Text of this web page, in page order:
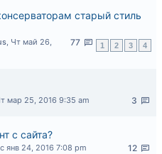
старый стиль
1 2 3 4
77
, Чт май 26,
3
мар 25, 2016 9:35 am
с сайта?
12
янв 24, 2016 7:08 pm